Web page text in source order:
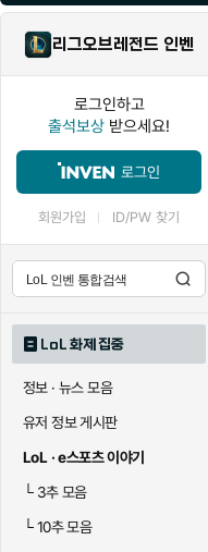
리그오브레전드 인벤
로그인하고
출석보상 받으세요!
로그인
회원가입 ID/PW 찾기
LoL 화제 집중
정보 · 뉴스 모음
유저 정보 게시판
LoL · e스포츠 이야기
└3추 모음
└10추 모음